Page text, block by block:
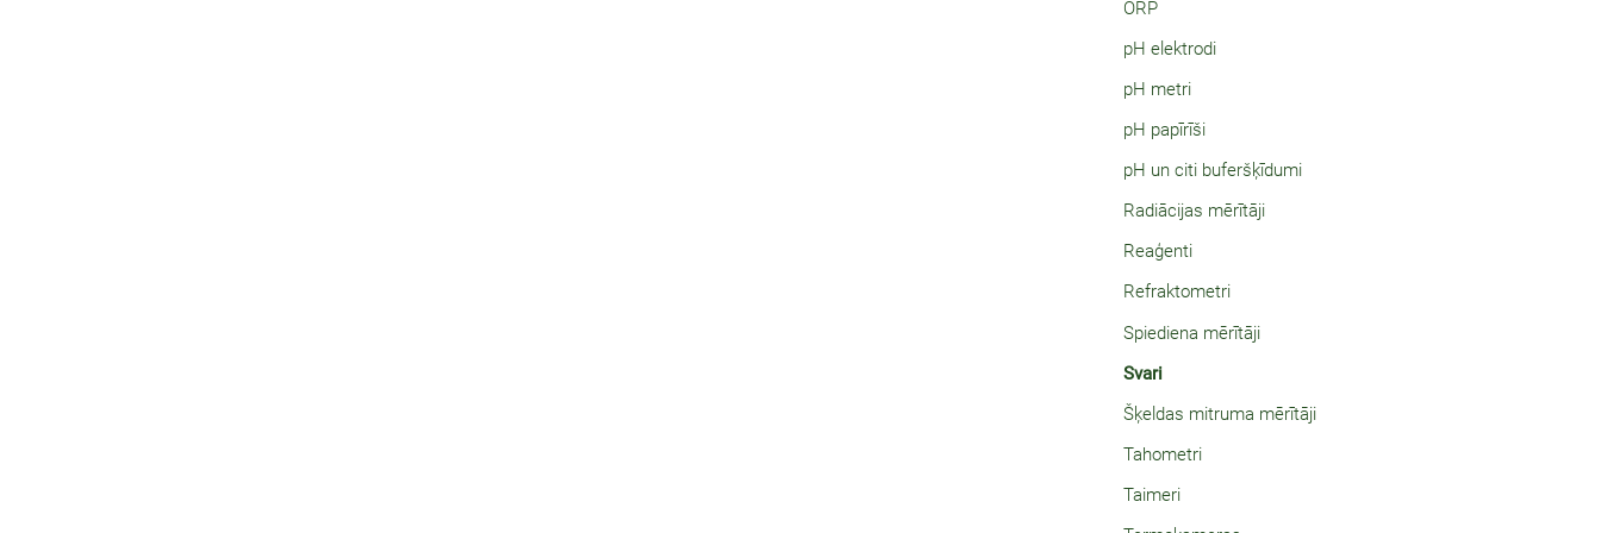
ORP
pH elektrodi
pH metri
pH papīrīši
pH un citi buferšķīdumi
Radiācijas mērītāji
Reaģenti
Refraktometri
Spiediena mērītāji
Svari
Šķeldas mitruma mērītāji
Tahometri
Taimeri